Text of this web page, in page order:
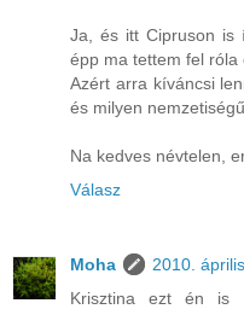
Ja, és itt Cipruson is
épp ma tettem fel róla
Azért arra kíváncsi
és milyen
Na kedves névtelen,
Válasz
Moha
2010.
Krisztina ezt én is